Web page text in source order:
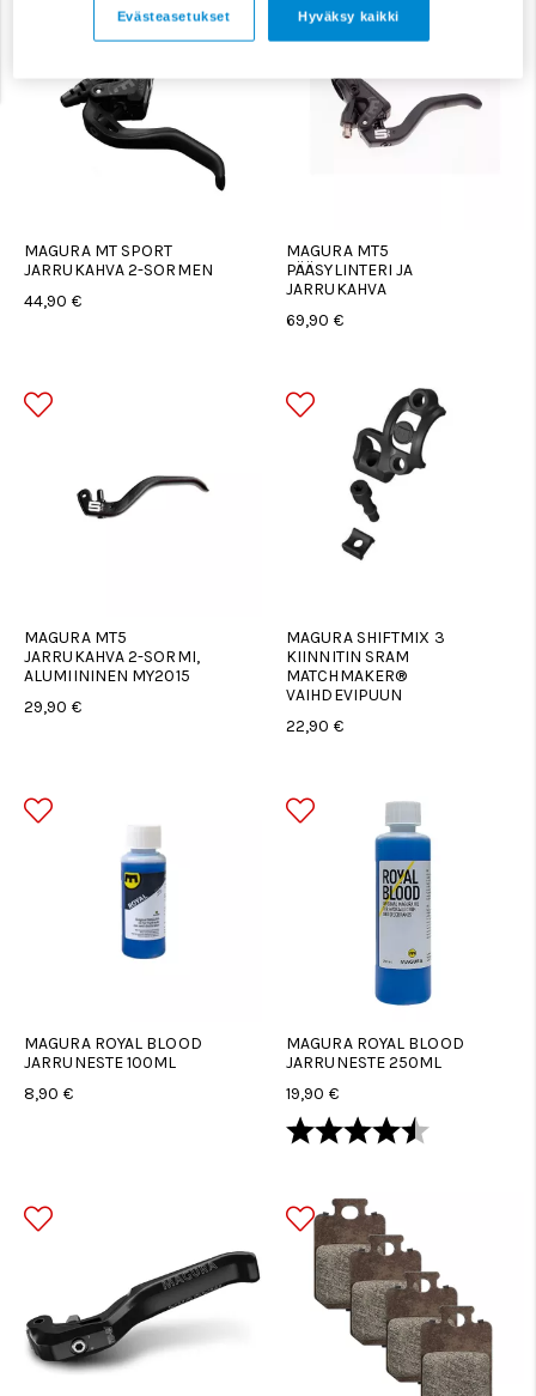
MAGURA MT SPORT
JARRUKAHVA 2-SORMEN
44,90 €
MAGURA MT5
PÄÄSYLINTERI JA
JARRUKAHVA
69,90 €
MAGURA MT5
JARRUKAHVA 2-SORMI,
ALUMIININEN MY2015
29,90 €
MAGURA SHIFTMIX 3
KIINNITIN SRAM
MATCHMAKER®
VAIHDEVIPUUN
22,90 €
MAGURA ROYAL BLOOD
JARRUNESTE 100ML
8,90 €
MAGURA ROYAL BLOOD
JARRUNESTE 250ML
19,90 €
Arvio:
Hyväksy kaikki
Evästeasetukset